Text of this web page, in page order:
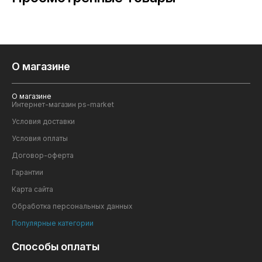
О магазине
О магазине
Интернет-магазин ps-market
Условия доставки
Условия оплаты
Договор-оферта
Гарантии
Карта сайта
Обработка персональных данных
Популярные категории
Способы оплаты